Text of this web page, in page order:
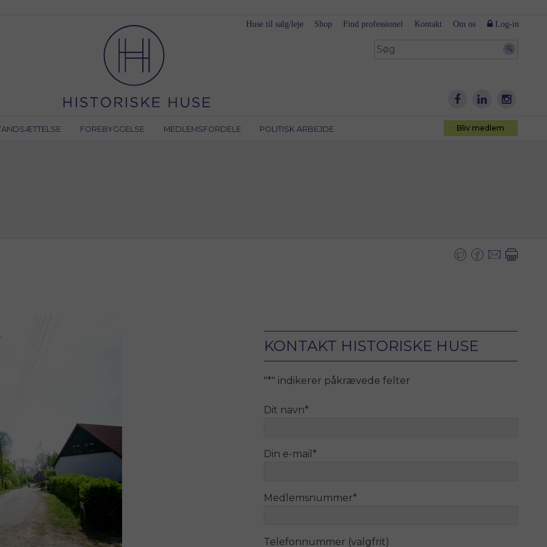
FOREBYGGELSE MEDLEMSFORDELE POLITISK ARBEJDE Bliv medlem
Huse til salg/leje Shop Find professionel Kontakt Om os Log-in
KONTAKT HISTORISKE HUSE
"*" indikerer påkrævede felter
Dit navn*
Din e-mail *
Medlemsnummer*
Telefonnummer (valgfrit)